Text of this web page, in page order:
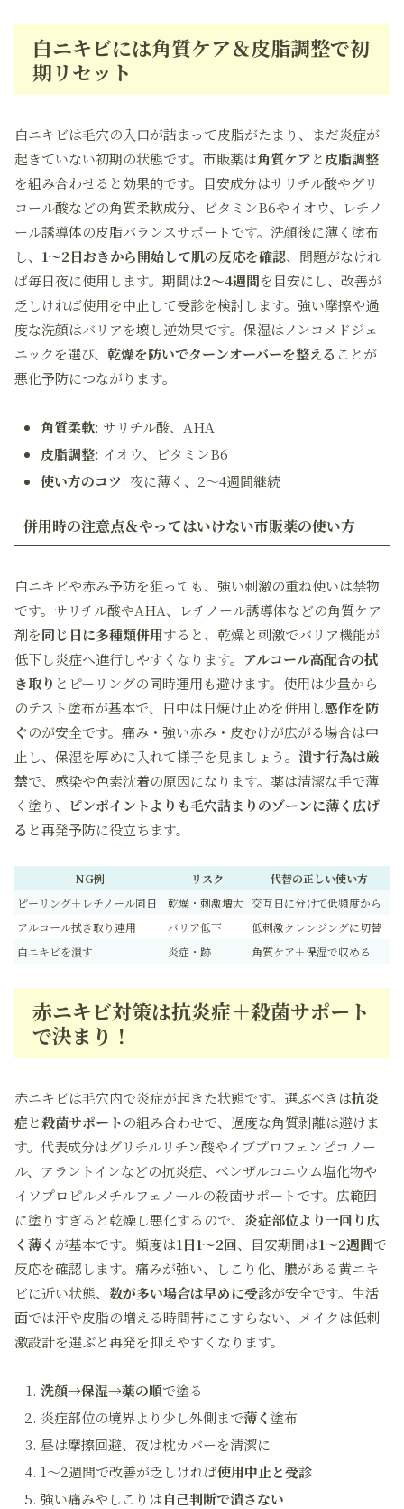
白ニキビには角質ケア＆皮脂調整で初
期リセット
白ニキビは毛穴の入口が詰まって皮脂がたまり、まだ炎症が
起きていない初期の状態です。市販薬は角質ケアと皮脂調整
を組み合わせると効果的です。目安成分はサリチル酸やグリ
コール酸などの角質柔軟成分、ビタミンB6やイオウ、レチノ
ール誘導体の皮脂バランスサポートです。洗顔後に薄く塗布
し、 1〜2日おきから開始して肌の反応を確認、問題がなけれ
ば毎日夜に使用します。期間は2〜4週間を目安にし、改善が
乏しければ使用を中止して受診を検討します。強い摩擦や過
度な洗顔はバリアを壊し逆効果です。保湿はノンコメドジェ
ニックを選び、 乾燥を防いでターンオーバーを整える ことが
悪化予防につながります。
角質柔軟: サリチル酸、AHA
皮脂調整: イオウ、ビタミンB6
使い方のコツ: 夜に薄く、2〜4週間継続
併用時の注意点＆やってはいけない市販薬の使い方
白ニキビや赤み予防を狙っても、強い刺激の重ね使いは禁物
です。サリチル酸やAHA、レチノール誘導体などの角質ケア
剤を同じ日に多種類併用すると、乾燥と刺激でバリア機能が
低下し炎症へ進行しやすくなります。 アルコール高配合の拭
き取り とピーリングの同時運用も避けます。使用は少量から
のテスト塗布が基本で、日中は日焼け止めを併用し感作を防
ぐのが安全です。痛み・強い赤み・皮むけが広がる場合は中
止し、保湿を厚めに入れて様子を見ましょう。 潰す行為は厳
禁で、感染や色素沈着の原因になります。薬は清潔な手で薄
く塗り、 ピンポイントよりも毛穴詰まりのゾーンに薄く広げ
る と再発予防に役立ちます。
NG例 リスク
代替の正しい使い方
ピーリング＋レチノール同日
乾燥・刺激増大 交互日に分けて低頻度から
アルコール拭き取り連用
バリア低下
低刺激クレンジングに切替
白ニキビを潰す
炎症・跡 角質ケア＋保湿で収める
赤ニキビ対策は抗炎症＋殺菌サポート
で決まり！
赤ニキビは毛穴内で炎症が起きた状態です。選ぶべきは抗炎
症と殺菌サポートの組み合わせで、過度な角質剥離は避けま
す。代表成分はグリチルリチン酸やイブプロフェンピコノー
ル、アラントインなどの抗炎症、ベンザルコニウム塩化物や
イソプロピルメチルフェノールの殺菌サポートです。広範囲
に塗りすぎると乾燥し悪化するので、 炎症部位より一回り広
く薄く が基本です。頻度は1日1〜2回、目安期間は1〜2週間で
反応を確認します。痛みが強い、しこり化、膿がある黄ニキ
ビに近い状態、 数が多い場合は早めに受診が安全です。生活
面では汗や皮脂の増える時間帯にこすらない、メイクは低刺
激設計を選ぶと再発を抑えやすくなります。
洗顔→保湿→薬の順で塗る
炎症部位の境界より少し外側まで薄く 塗布
昼は摩擦回避、夜は枕カバーを清潔に
1〜2週間で改善が乏しければ使用中止と受診
強い痛みやしこりは自己判断で潰さない